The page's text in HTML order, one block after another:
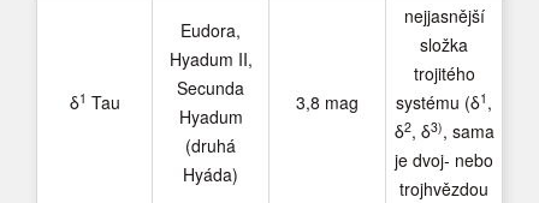
δ1 Tau
Eudora,
Hyadum II,
Secunda
Hyadum
(druhá
Hyáda)
3,8 mag
nejjasnější
složka
trojitého
systému (δ1 ,
δ2, δ3), sama
je dvoj- nebo
trojhvězdou